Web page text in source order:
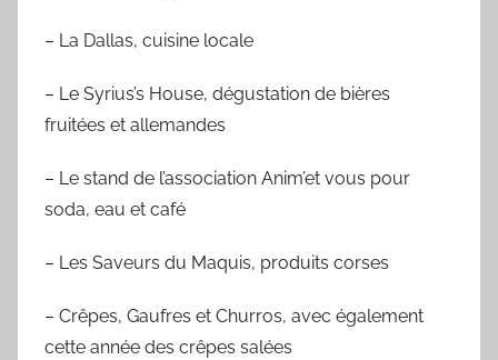
– La Dallas, cuisine locale
– Le Syrius’s House, dégustation de bières
fruitées et allemandes
– Le stand de l’association Anim’et vous pour
soda, eau et café
– Les Saveurs du Maquis, produits corses
– Crêpes, Gaufres et Churros, avec également
cette année des crêpes salées